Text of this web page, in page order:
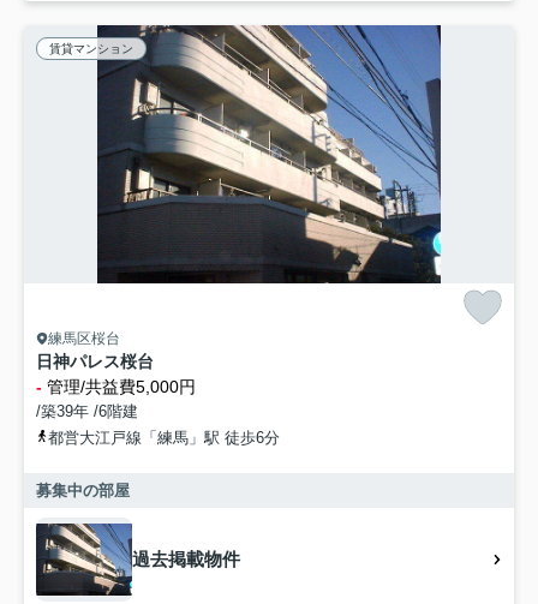
賃貸マンション
練馬区桜台
日神パレス桜台
- 管理/共益費5,000円
/築39年 /6階建
都営大江戸線「練馬」駅 徒歩6分
募集中の部屋
過去掲載物件